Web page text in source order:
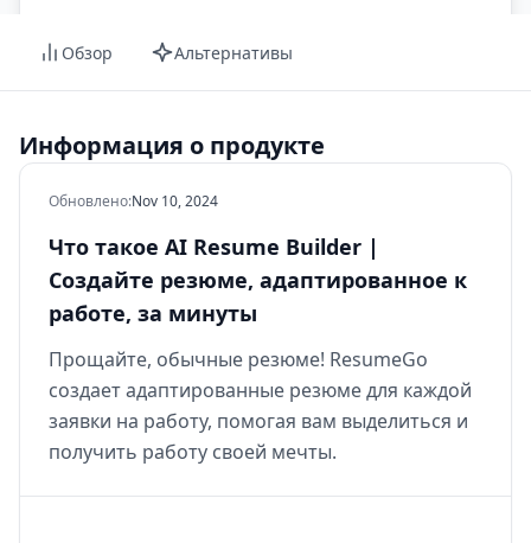
Обзор Альтернативы
Информация о продукте
Обновлено:Nov 10, 2024
Что такое AI Resume Builder |
Создайте резюме, адаптированное к
работе, за минуты
Прощайте, обычные резюме! ResumeGo
создает адаптированные резюме для каждой
заявки на работу, помогая вам выделиться и
получить работу своей мечты.